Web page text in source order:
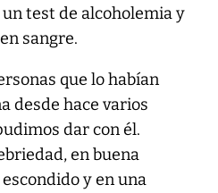
test de alcoholemia y
sangre.
que lo habían
desde hace varios
dar con él.
en buena
y en una